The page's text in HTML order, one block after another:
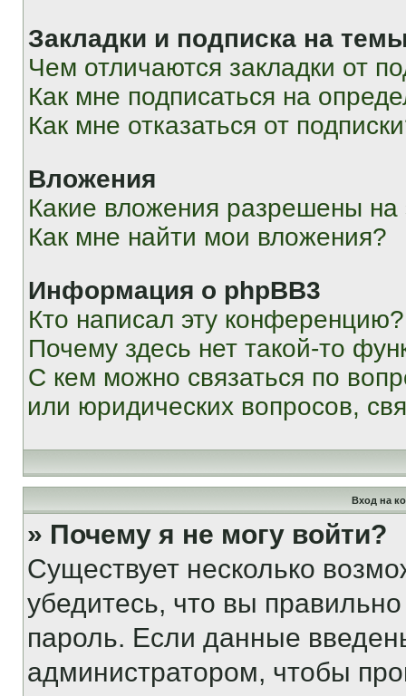
Закладки и подписка на
Чем отличаются закладки от
Как мне подписаться на
Как мне отказаться от
Вложения
Какие вложения разрешены
Как мне найти мои вложения?
Информация о phpBB3
Кто написал эту конференцию?
Почему здесь нет такой-то
С кем можно связаться по
или юридических вопросов,
Вход на
» Почему я не могу войти?
Существует несколько
убедитесь, что вы
пароль. Если данные
администратором, чтобы